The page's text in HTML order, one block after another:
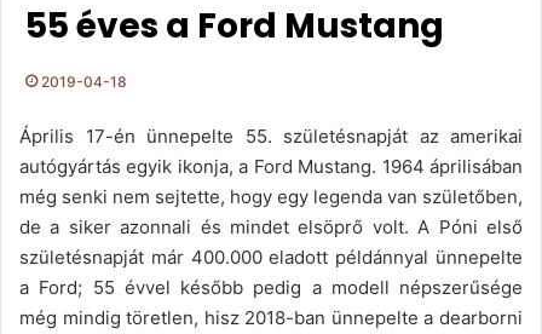
55 éves a Ford Mustang
2019-04-18
Április 17-én ünnepelte 55. születésnapját az amerikai
autógyártás egyik ikonja, a Ford Mustang. 1964 áprilisában
még senki nem sejtette, hogy egy legenda van születőben,
de a siker azonnali és mindet elsöprő volt. A Póni első
születésnapját már 400.000 eladott példánnyal ünnepelte
a Ford; 55 évvel később pedig a modell népszerűsége
még mindig töretlen, hisz 2018-ban ünnepelte a dearborni